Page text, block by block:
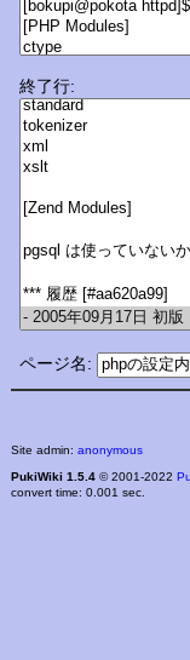
終了行:
ページ名:
Site admin: anonymous
PukiWiki 1.5.4© 2001-2022
convert time: 0.001 sec.